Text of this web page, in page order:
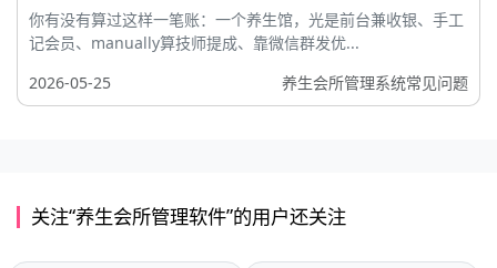
你有没有算过这样一笔账：一个养生馆，光是前台兼收银、手工
记会员、manually算技师提成、靠微信群发优...
2026-05-25
养生会所管理系统常见问题
关注“养生会所管理软件”的用户还关注